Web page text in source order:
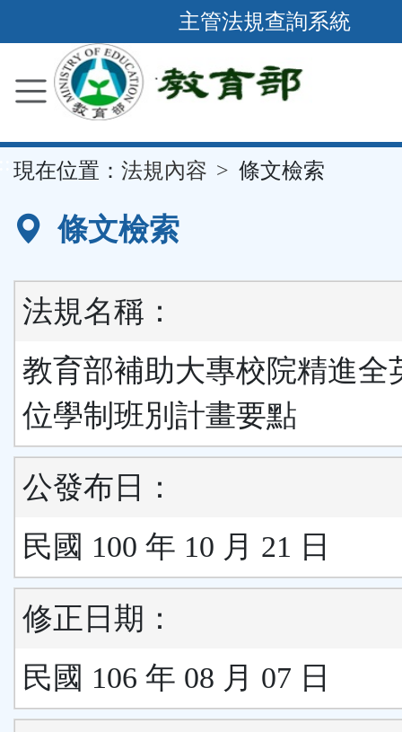
到
要
容
區
主管法規查詢系統
現在位置： 法規內容 條文檢索
條文檢索
法規名稱：
教育部補助大專校院精進全
位學制班別計畫要點
公發布日：
民國 100 年 10 月 21 日
修正日期：
民國 106 年 08 月 07 日